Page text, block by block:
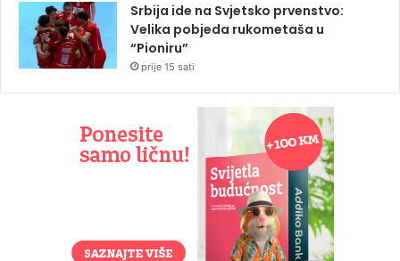
Srbija ide na Svjetsko prvenstvo:
Velika pobjeda rukometaša u
“Pioniru”
prije 15 sati